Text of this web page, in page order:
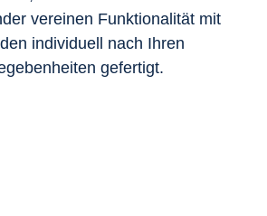
vereinen Funktionalität mit
individuell nach Ihren
gefertigt.